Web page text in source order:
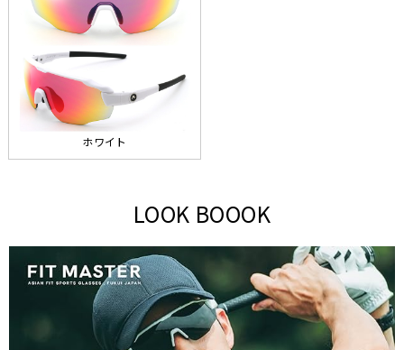
ホワイト
LOOK BOOOK